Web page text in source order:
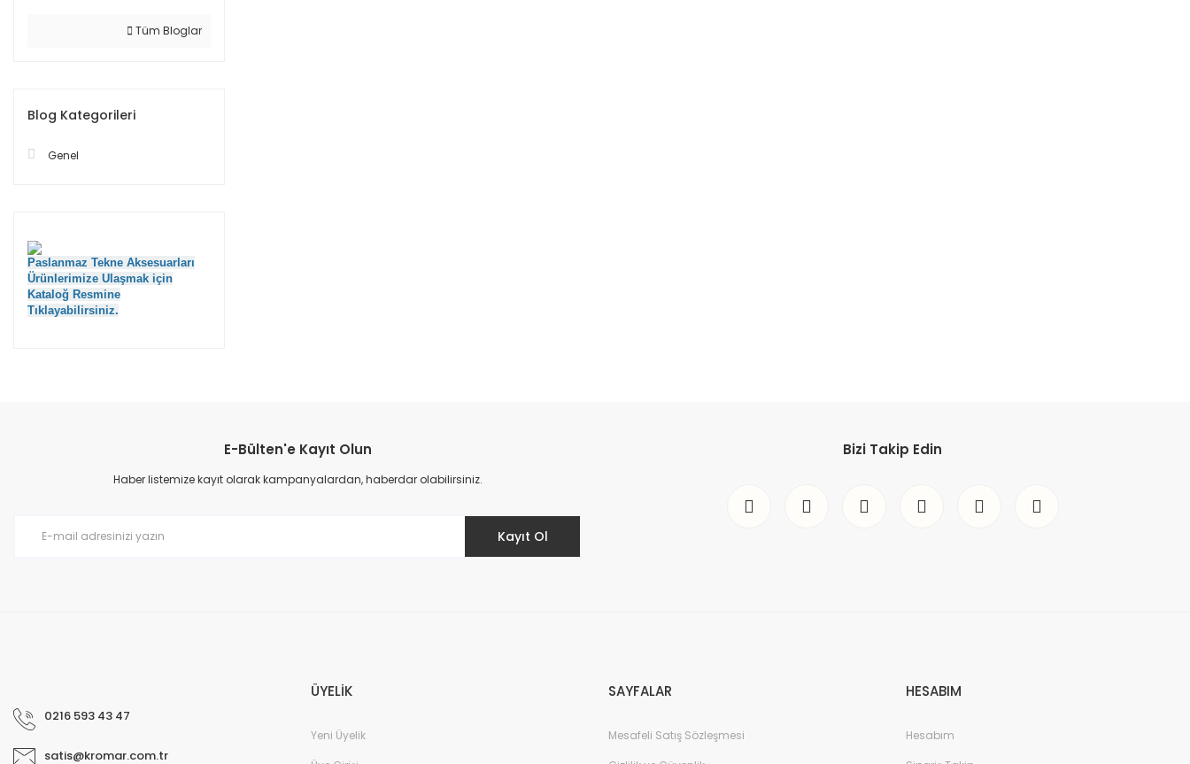
Tüm Bloglar
Blog Kategorileri
Genel
Paslanmaz Tekne Aksesuarları
Ürünlerimize Ulaşmak için
Kataloğ Resmine
Tıklayabilirsiniz.
E-Bülten'e Kayıt Olun
Haber listemize kayıt olarak kampanyalardan, haberdar olabilirsiniz.
Kayıt Ol
Bizi Takip Edin
0216 593 43 47
satis@kromar.com.tr
ÜYELİK
Yeni Üyelik
SAYFALAR
Mesafeli Satış Sözleşmesi
HESABIM
Hesabım